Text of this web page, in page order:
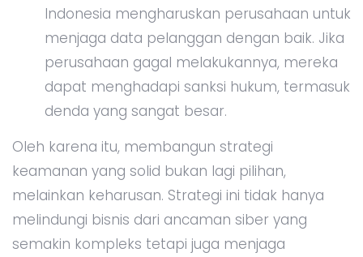
Indonesia mengharuskan perusahaan untuk
menjaga data pelanggan dengan baik. Jika
perusahaan gagal melakukannya, mereka
dapat menghadapi sanksi hukum, termasuk
denda yang sangat besar.
Oleh karena itu, membangun strategi
keamanan yang solid bukan lagi pilihan,
melainkan keharusan. Strategi ini tidak hanya
melindungi bisnis dari ancaman siber yang
semakin kompleks tetapi juga menjaga